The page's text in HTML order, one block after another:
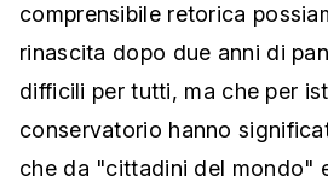
comprensibile retorica
rinascita dopo due anni di
difficili per tutti, ma che per
conservatorio hanno
che da "cittadini del mondo"